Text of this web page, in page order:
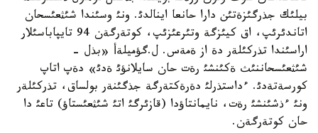
بيلئك جذرگئزةتئن دارا حانعا اينالدئ. ونئ وسئندا شئثعئسحان
اتاندئرئپ، اق كيئزگة وتئرعئزئپ، كوتةرگةن 94 تايپاباسئلار
اراسئندا تذركئلةر دة از ةمةس. ل.گؤميلةأ «بذل -
شئثعئسحاننئث ةكئنشئ رةت حان سايلانؤئ ةدئ» دةپ اتاپ
كورسةتةدئ. ءداستذرلئ دةرةكتةرگة جذگئنةر بولساق، تذركئلةر
ونئ ءذشئنشئ رةت، نايمانتاؤدا (قازئرگئ اتئ شئثعئستاؤ) تاعئ دا
حان كوتةرگةن.